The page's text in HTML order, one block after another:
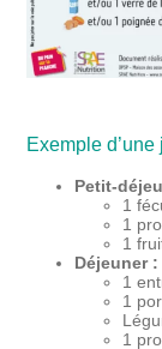
Exemple
Petit-
1
1
1
Déjeuner :
1
1
1